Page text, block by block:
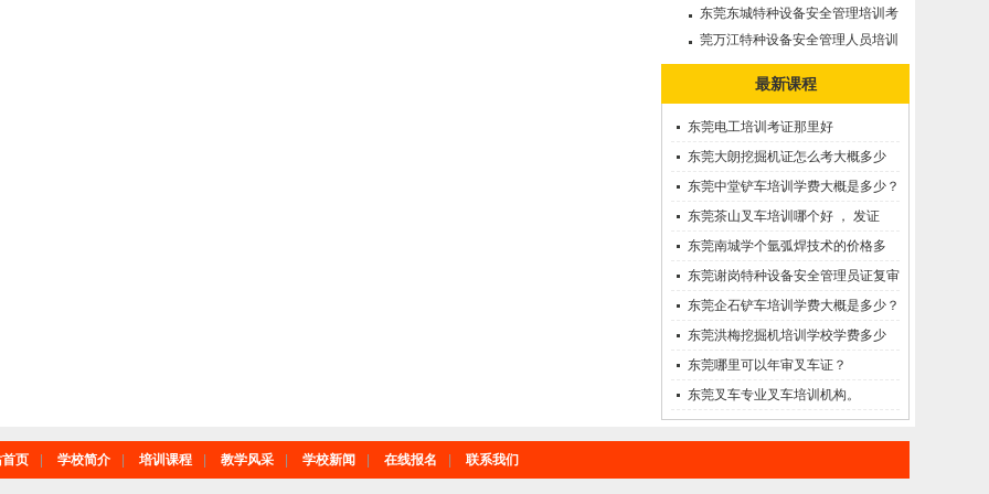
审需要多久?
东莞东城特种设备安全管理培训考
证哪里考？
莞万江特种设备安全管理人员培训
考证--A证
最新课程
东莞电工培训考证那里好
东莞大朗挖掘机证怎么考大概多少
钱?在哪里报名？
东莞中堂铲车培训学费大概是多少？
东莞茶山叉车培训哪个好 ， 发证
快！
东莞南城学个氩弧焊技术的价格多
少？
东莞谢岗特种设备安全管理员证复审
需要多久?
东莞企石铲车培训学费大概是多少？
东莞洪梅挖掘机培训学校学费多少
钱?
东莞哪里可以年审叉车证？
东莞叉车专业叉车培训机构。
页 学校简介 培训课程 教学风采 学校新闻 在线报名 联系我们